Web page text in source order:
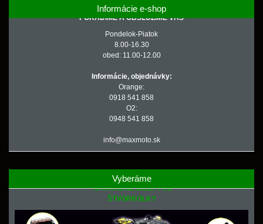
Informácie e-shop
PORADÍME A OBSLÚŽIME VÁS
Pondelok-Piatok
8.00-16.30
obed: 11.00-12.00
Informácie, objednávky:
Orange:
0918 541 858
O2:
0948 541 858
info@maxmoto.sk
Vyberáme
NÁHRADNÉ DIELY PRE
ŠTVORKOLKY